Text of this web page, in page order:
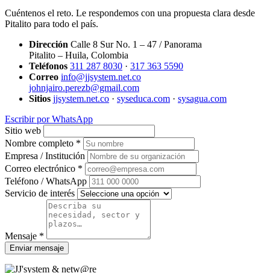
Cuéntenos el reto. Le respondemos con una propuesta clara desde
Pitalito para todo el país.
Dirección Calle 8 Sur No. 1 – 47 / Panorama
Pitalito – Huila, Colombia
Teléfonos 311 287 8030 · 317 363 5590
Correo info@jjsystem.net.co
johnjairo.perezb@gmail.com
Sitios jjsystem.net.co · syseduca.com · sysagua.com
Escribir por WhatsApp
Sitio web
Nombre completo *
Empresa / Institución
Correo electrónico *
Teléfono / WhatsApp
Servicio de interés
Mensaje *
Enviar mensaje